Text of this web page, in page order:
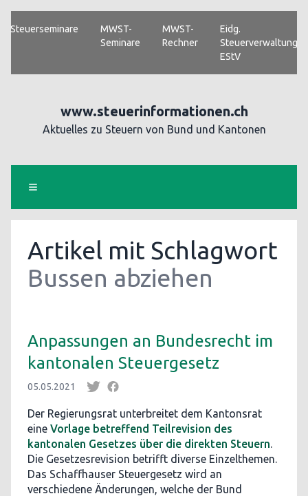
Steuerseminare
MWST-
Seminare
MWST-
Rechner
Eidg.
Steuerverwaltung
EStV
www.steuerinformationen.ch
Aktuelles zu Steuern von Bund und Kantonen
Artikel mit Schlagwort
Bussen abziehen
Anpassungen an Bundesrecht im
kantonalen Steuergesetz
05.05.2021
Der Regierungsrat unterbreitet dem Kantonsrat
eine Vorlage betreffend Teilrevision des
kantonalen Gesetzes über die direkten Steuern.
Die Gesetzesrevision betrifft diverse Einzelthemen.
Das Schaffhauser Steuergesetz wird an
verschiedene Änderungen, welche der Bund